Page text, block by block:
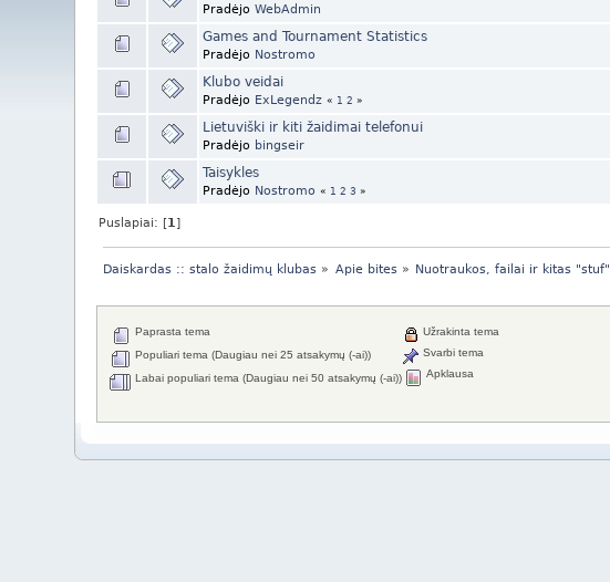
PradėjoWebAdmin
Games and Tournament Statistics
Pradėjo Nostromo
Klubo veidai
Pradėjo ExLegendz « 1 2 »
Lietuviški ir kiti žaidimai telefonui
Pradėjo bingseir
Taisykles
Pradėjo Nostromo « 1 2 3 »
Puslapiai: [1 ]
Daiskardas :: stalo žaidimų klubas » Apie bites» Nuotraukos, failai ir kitas "stuf"
Paprasta tema
Populiari tema (Daugiau nei 25 atsakymų (-ai))
Labai populiari tema (Daugiau nei 50 atsakymų (-ai))
Užrakinta tema
Svarbi tema
Apklausa